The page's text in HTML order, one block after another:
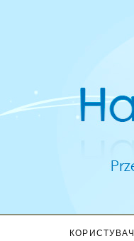
КОРИСТУВАЧ